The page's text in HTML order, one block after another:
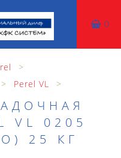
0
Perel VL
VL 0205
25 КГ